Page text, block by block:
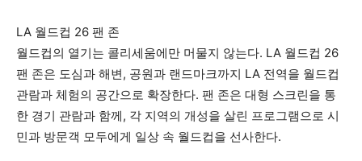
LA 월드컵 26 팬 존
월드컵의 열기는 콜리세움에만 머물지 않는다. LA 월드컵 26
팬 존은 도심과 해변, 공원과 랜드마크까지 LA 전역을 월드컵
관람과 체험의 공간으로 확장한다. 팬 존은 대형 스크린을 통
한 경기 관람과 함께, 각 지역의 개성을 살린 프로그램으로 시
민과 방문객 모두에게 일상 속 월드컵을 선사한다.